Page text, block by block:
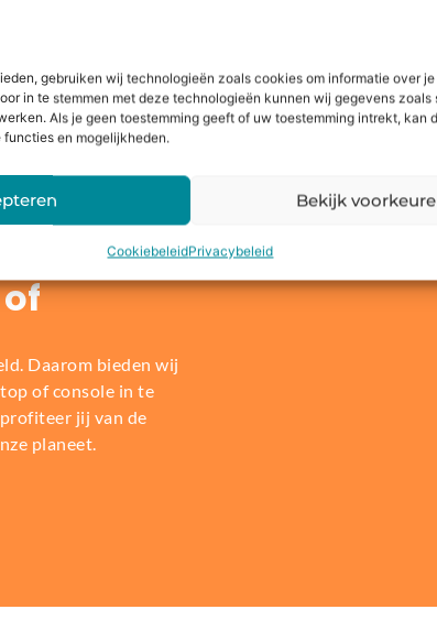
gebruiken wij technologieën zoals cookies om informatie over
in te stemmen met deze technologieën kunnen wij gegevens zoals
Als je geen toestemming geeft of uw toestemming intrekt, kan
en mogelijkheden.
Bekijk
CookiebeleidPrivacybeleid
zeggen onze klanten
Daarom bieden wij
of console in te
jij van de
planeet.